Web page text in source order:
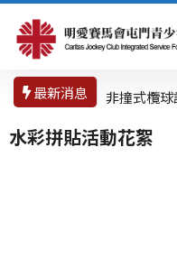
最新消息 非撞式欖球
水彩拼貼活動花絮